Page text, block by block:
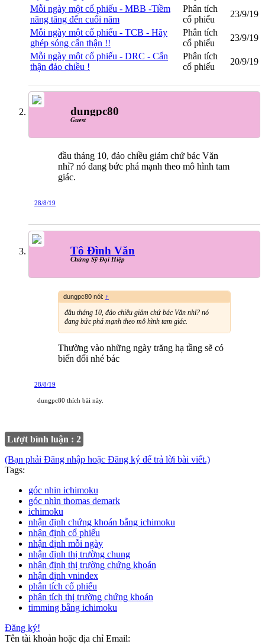
Mỗi ngày một cổ phiếu - MBB -Tiềm
năng tăng đến cuối năm
Phân tích
cổ phiếu
23/9/19
Mỗi ngày một cổ phiếu - TCB - Hãy
ghép sóng cẩn thận !!
Phân tích
cổ phiếu
23/9/19
Mỗi ngày một cổ phiếu - DRC - Cẩn
thận đảo chiều !
Phân tích
cổ phiếu
20/9/19
dungpc80
Guest
đầu tháng 10, đảo chiều giảm chứ bác Văn
nhỉ? nó đang bức phá mạnh theo mô hình tam
giác.
28/8/19
Tô Đình Văn
Chứng Sỹ Đại Hiệp
dungpc80 nói: ↑
đầu tháng 10, đảo chiều giảm chứ bác Văn nhỉ? nó
đang bức phá mạnh theo mô hình tam giác.
Thường vào những ngày trăng hạ tầng sẽ có
biến đổi nhé bác
28/8/19
dungpc80 thích bài này.
Lượt bình luận : 2
(Bạn phải Đăng nhập hoặc Đăng ký để trả lời bài viết.)
Tags:
góc nhin ichimoku
góc nhìn thomas demark
ichimoku
nhận định chứng khoán bằng ichimoku
nhận định cổ phiếu
nhận định mỗi ngày
nhận định thị trường chung
nhận định thị trường chứng khoán
nhận định vnindex
phân tích cổ phiếu
phân tích thị trường chứng khoán
timming bằng ichimoku
Đăng ký!
Tên tài khoản hoặc địa chỉ Email: